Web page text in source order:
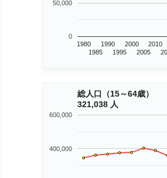
1980
1985
1990
1995
2000
2005
2010
0
50,000
総人口（15～64歳）
321,038 人
400,000
600,000